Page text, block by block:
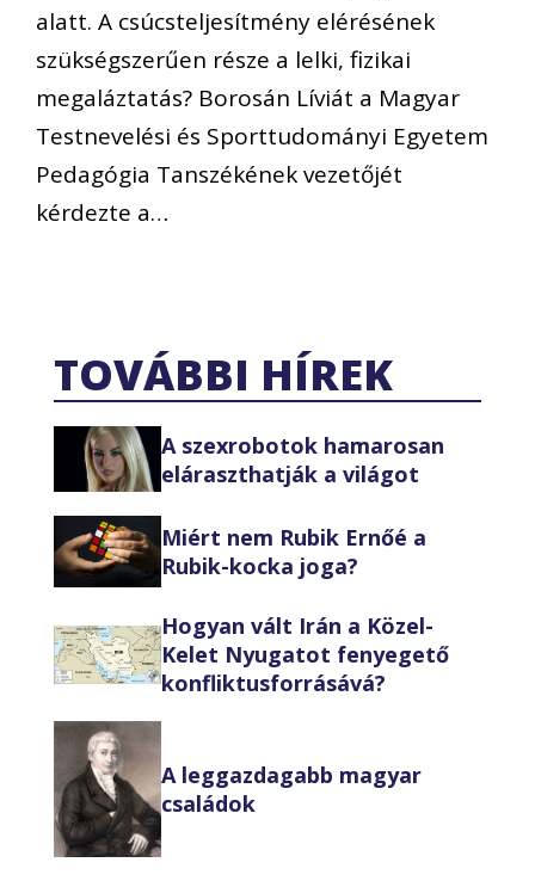
alatt. A csúcsteljesítmény elérésének
szükségszerűen része a lelki, fizikai
megaláztatás? Borosán Líviát a Magyar
Testnevelési és Sporttudományi Egyetem
Pedagógia Tanszékének vezetőjét
kérdezte a…
TOVÁBBI HÍREK
A szexrobotok hamarosan
eláraszthatják a világot
Miért nem Rubik Ernőé a
Rubik-kocka joga?
Hogyan vált Irán a Közel-
Kelet Nyugatot fenyegető
konfliktusforrásává?
A leggazdagabb magyar
családok